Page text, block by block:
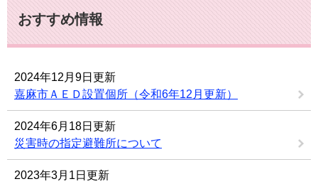
おすすめ情報
2024年12月9日更新
嘉麻市ＡＥＤ設置個所（令和6年12月更新）
2024年6月18日更新
災害時の指定避難所について
2023年3月1日更新